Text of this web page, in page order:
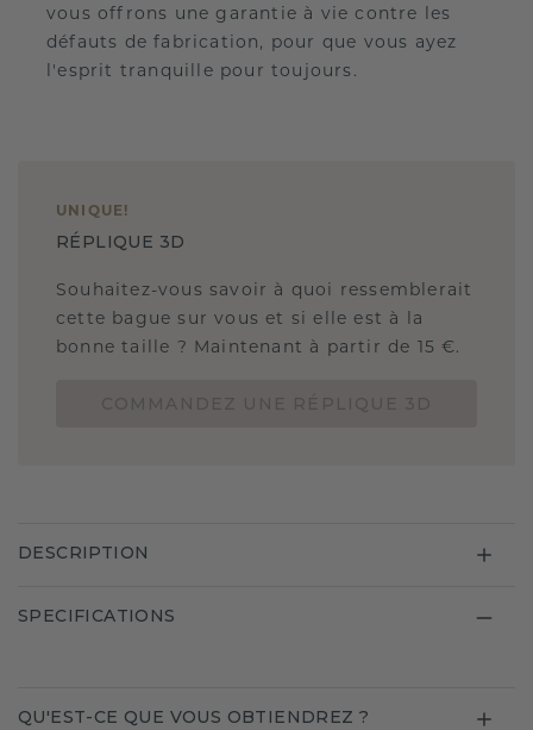
vous offrons une garantie à vie contre les
défauts de fabrication, pour que vous ayez
l'esprit tranquille pour toujours.
UNIQUE !
RÉPLIQUE 3D
Souhaitez-vous savoir à quoi ressemblerait
cette bague sur vous et si elle est à la
bonne taille ? Maintenant à partir de 15 €.
DESCRIPTION
SPECIFICATIONS
QU'EST-CE QUE VOUS OBTIENDREZ ?